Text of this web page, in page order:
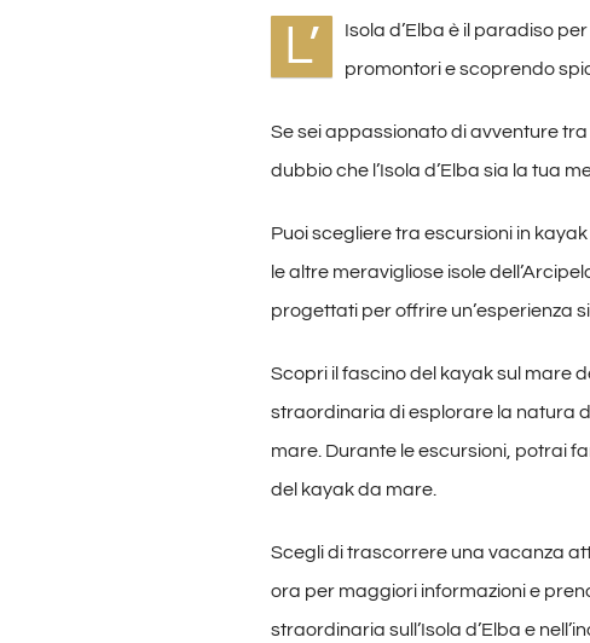
L’
Isola d’Elba è il paradiso
promontori e scoprendo
Se sei appassionato di avventure
dubbio che l’Isola d’Elba sia la tua
Puoi scegliere tra escursioni in
le altre meravigliose isole
progettati per offrire un’esperienza
Scopri il fascino del kayak sul mare
straordinaria di esplorare la natura
mare. Durante le escursioni, potrai
del kayak da mare.
Scegli di trascorrere una vacanza
ora per maggiori informazioni e
straordinaria sull’Isola d’Elba e